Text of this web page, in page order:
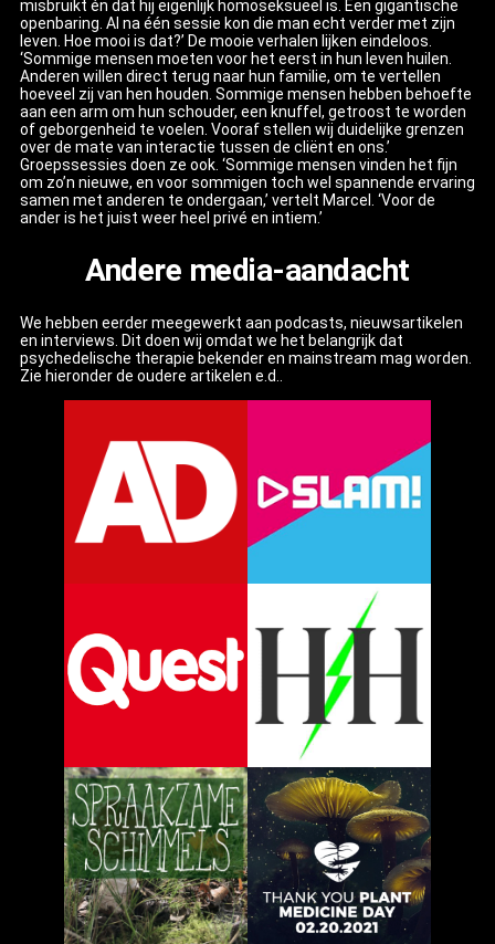
misbruikt én dat hij eigenlijk homoseksueel is. Een gigantische
openbaring. Al na één sessie kon die man echt verder met zijn
leven. Hoe mooi is dat?’ De mooie verhalen lijken eindeloos.
‘Sommige mensen moeten voor het eerst in hun leven huilen.
Anderen willen direct terug naar hun familie, om te vertellen
hoeveel zij van hen houden. Sommige mensen hebben behoefte
aan een arm om hun schouder, een knuffel, getroost te worden
of geborgenheid te voelen. Vooraf stellen wij duidelijke grenzen
over de mate van interactie tussen de cliënt en ons.’
Groepssessies doen ze ook. ‘Sommige mensen vinden het fijn
om zo’n nieuwe, en voor sommigen toch wel spannende ervaring
samen met anderen te ondergaan,’ vertelt Marcel. ‘Voor de
ander is het juist weer heel privé en intiem.’
Andere media-aandacht
We hebben eerder meegewerkt aan podcasts, nieuwsartikelen
en interviews. Dit doen wij omdat we het belangrijk dat
psychedelische therapie bekender en mainstream mag worden.
Zie hieronder de oudere artikelen e.d..